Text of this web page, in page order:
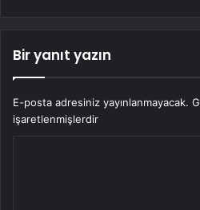
Bir yanıt yazın
E-posta adresiniz yayınlanmayacak.
işaretlenmişlerdir